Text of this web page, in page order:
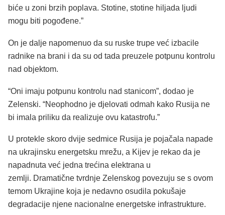
biće u zoni brzih poplava. Stotine, stotine hiljada ljudi
mogu biti pogođene.”
On je dalje napomenuo da su ruske trupe već izbacile
radnike na brani i da su od tada preuzele potpunu kontrolu
nad objektom.
“Oni imaju potpunu kontrolu nad stanicom”, dodao je
Zelenski. “Neophodno je djelovati odmah kako Rusija ne
bi imala priliku da realizuje ovu katastrofu.”
U protekle skoro dvije sedmice Rusija je pojačala napade
na ukrajinsku energetsku mrežu, a Kijev je rekao da je
napadnuta već jedna trećina elektrana u
zemlji. Dramatične tvrdnje Zelenskog povezuju se s ovom
temom Ukrajine koja je nedavno osudila pokušaje
degradacije njene nacionalne energetske infrastrukture.